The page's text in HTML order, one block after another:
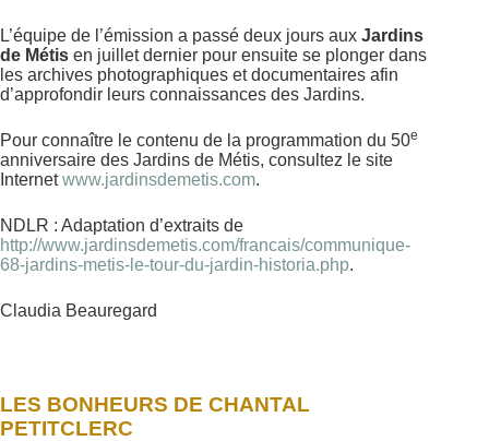
L’équipe de l’émission a passé deux jours aux Jardins
de Métis en juillet dernier pour ensuite se plonger dans
les archives photographiques et documentaires afin
d’approfondir leurs connaissances des Jardins.
Pour connaître le contenu de la programmation du 50e
anniversaire des Jardins de Métis, consultez le site
Internet www.jardinsdemetis.com.
NDLR : Adaptation d’extraits de
http://www.jardinsdemetis.com/francais/communique-
68-jardins-metis-le-tour-du-jardin-historia.php.
Claudia Beauregard
LES BONHEURS DE CHANTAL
PETITCLERC